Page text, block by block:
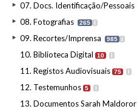
07. Docs. Identificação/Pessoais
08. Fotografias 265 I
09. Recortes/Imprensa 985 I
10. Biblioteca Digital 10 I
11. Registos Audiovisuais 75 I
12. Testemunhos 5 I
13. Documentos Sarah Maldoror